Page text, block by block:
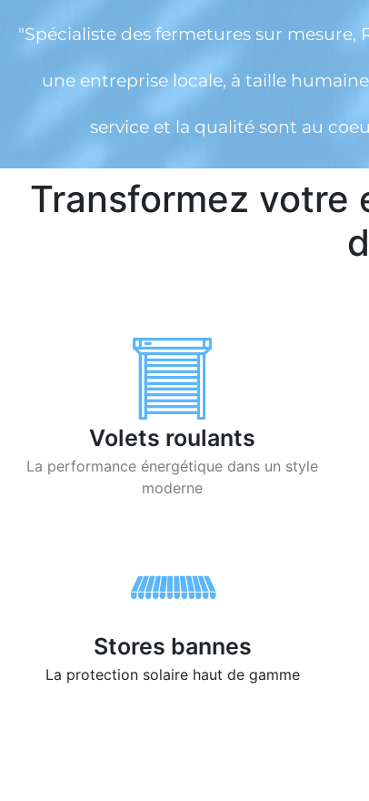
"Spécialiste des fermetures sur mesure,
une entreprise locale, à taille
service et la qualité sont au
Transformez votre
Volets roulants
La performance énergétique dans un style
moderne
Stores bannes
La protection solaire haut de gamme